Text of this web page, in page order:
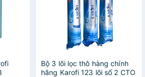
Bộ 3 lõi lọc thô hàng chính
hãng Karofi 123 lõi số 2 CTO